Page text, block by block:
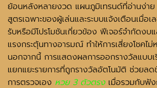
ย้อนหลังหลายงวด แผนภูมิเทรนด์ที่อ่านง่าย
สูตรเฉพาะของผู้เล่นและระบบแจ้งเตือนเมื่อ
รับหรือมีโปรโมชันเกี่ยวข้อง ฟีเจอร์จำกัดงบ
แรงกระตุ้นทางอารมณ์ ทำให้การเสี่ยงโชคไ
นอกจากนี้ การแสดงผลการออกรางวัลแบบ
แยกแยะรายการที่ถูกรางวัลอัตโนมัติ ช่วยล
การตรวจเอง หวย 3 ตัวตรงเมื่อรวมกับฟัง